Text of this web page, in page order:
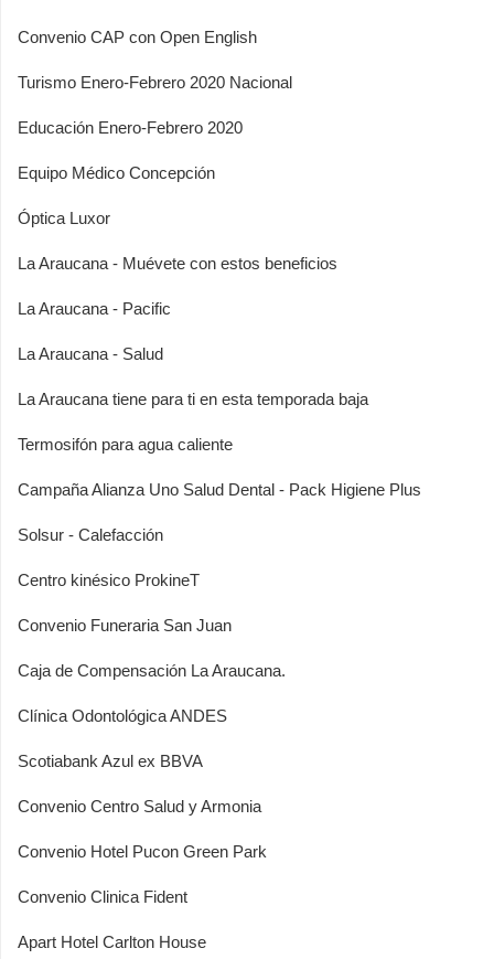
Convenio CAP con Open English
Turismo Enero-Febrero 2020 Nacional
Educación Enero-Febrero 2020
Equipo Médico Concepción
Óptica Luxor
La Araucana - Muévete con estos beneficios
La Araucana - Pacific
La Araucana - Salud
La Araucana tiene para ti en esta temporada baja
Termosifón para agua caliente
Campaña Alianza Uno Salud Dental - Pack Higiene Plus
Solsur - Calefacción
Centro kinésico ProkineT
Convenio Funeraria San Juan
Caja de Compensación La Araucana.
Clínica Odontológica ANDES
Scotiabank Azul ex BBVA
Convenio Centro Salud y Armonia
Convenio Hotel Pucon Green Park
Convenio Clinica Fident
Apart Hotel Carlton House